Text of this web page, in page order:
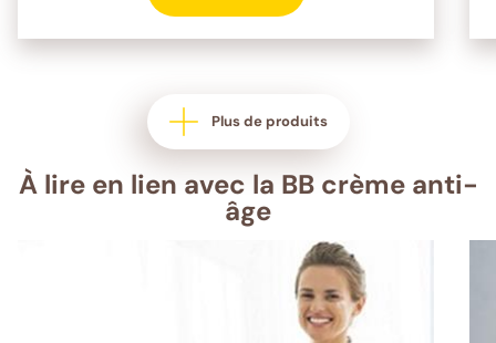
Plus de produits
À lire en lien avec la BB crème anti-
âge